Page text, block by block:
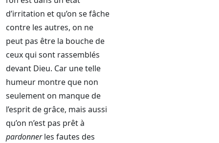
d’irritation et qu’on se fâche
contre les autres, on ne
peut pas être la bouche de
ceux qui sont rassemblés
devant Dieu. Car une telle
humeur montre que non
seulement on manque de
l’esprit de grâce, mais aussi
qu’on n’est pas prêt à
pardonnerles fautes des